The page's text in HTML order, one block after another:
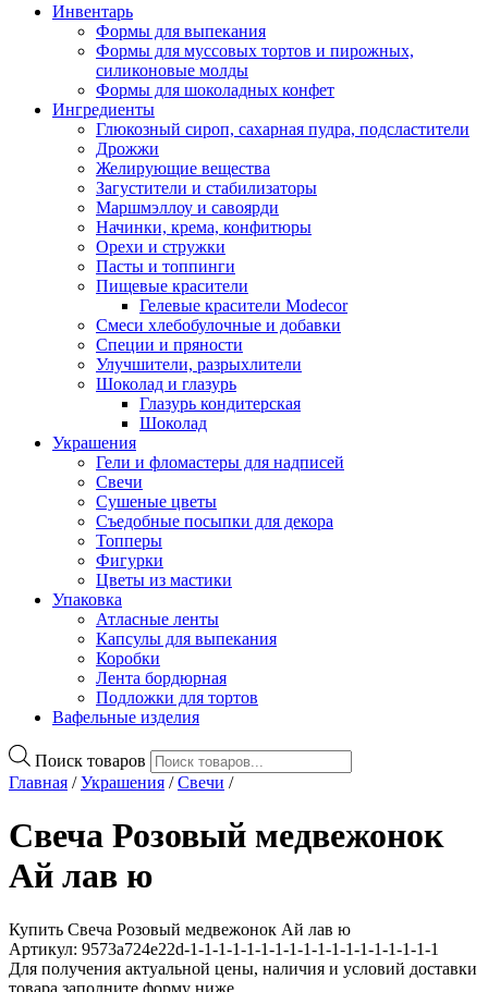
Инвентарь
Формы для выпекания
Формы для муссовых тортов и пирожных,
силиконовые молды
Формы для шоколадных конфет
Ингредиенты
Глюкозный сироп, сахарная пудра, подсластители
Дрожжи
Желирующие вещества
Загустители и стабилизаторы
Маршмэллоу и савоярди
Начинки, крема, конфитюры
Орехи и стружки
Пасты и топпинги
Пищевые красители
Гелевые красители Modecor
Смеси хлебобулочные и добавки
Специи и пряности
Улучшители, разрыхлители
Шоколад и глазурь
Глазурь кондитерская
Шоколад
Украшения
Гели и фломастеры для надписей
Свечи
Сушеные цветы
Съедобные посыпки для декора
Топперы
Фигурки
Цветы из мастики
Упаковка
Атласные ленты
Капсулы для выпекания
Коробки
Лента бордюрная
Подложки для тортов
Вафельные изделия
Поиск товаров
Главная /Украшения /Свечи /
Свеча Розовый медвежонок
Ай лав ю
Купить Свеча Розовый медвежонок Ай лав ю
Артикул: 9573a724e22d-1-1-1-1-1-1-1-1-1-1-1-1-1-1-1-1-1-1
Для получения актуальной цены, наличия и условий доставки
товара заполните форму ниже